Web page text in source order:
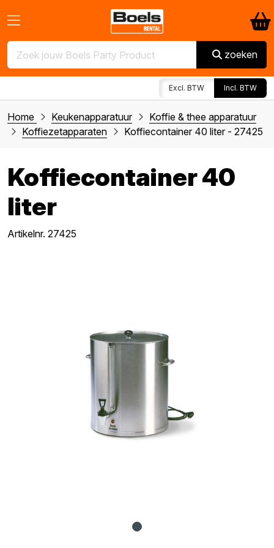
zoeken
Excl. BTW Incl. BTW
Home Keukenapparatuur
Koffie & thee apparatuur
Koffiezetapparaten
Koffiecontainer 40 liter - 27425
Koffiecontainer 40
liter
Artikelnr. 27425